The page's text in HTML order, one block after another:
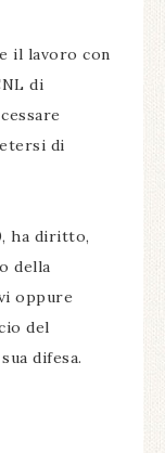
il lavoro con
di
di
ha diritto,
della
oppure
del
difesa.